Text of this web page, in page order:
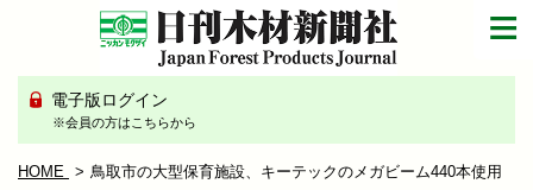
電子版ログイン
※会員の方はこちらから
HOME 鳥取市の大型保育施設、キーテックのメガビーム440本使用